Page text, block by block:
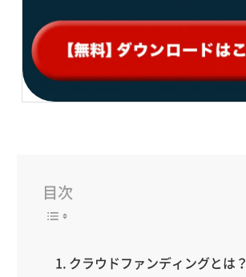
目次
クラウドファンディングとは？